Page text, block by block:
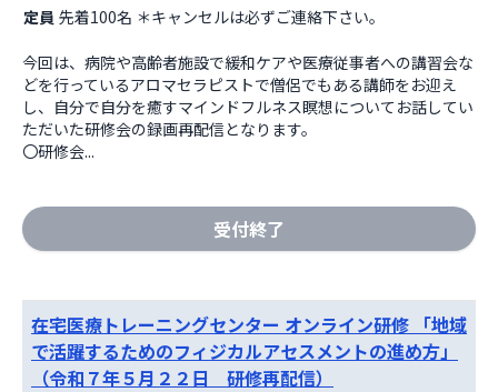
定員 先着100名 ＊キャンセルは必ずご連絡下さい。
今回は、病院や高齢者施設で緩和ケアや医療従事者への講習会な
どを行っているアロマセラピストで僧侶でもある講師をお迎え
し、自分で自分を癒すマインドフルネス瞑想についてお話してい
ただいた研修会の録画再配信となります。
〇研修会...
受付終了
在宅医療トレーニングセンター オンライン研修 「地域
で活躍するためのフィジカルアセスメントの進め方」
（令和７年５月２２日 研修再配信）